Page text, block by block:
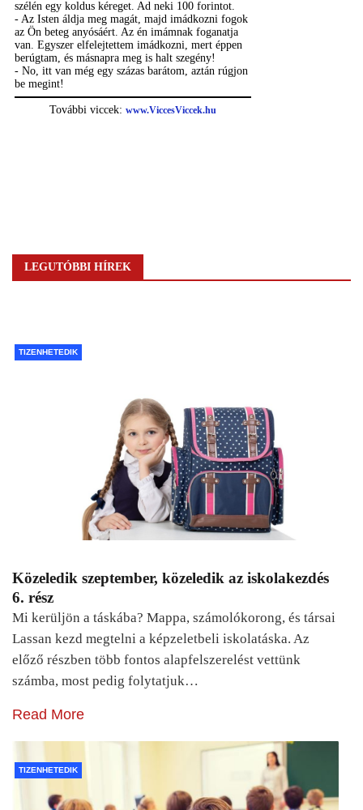
LEGUTÓBBI HÍREK
TIZENHETEDIK
Közeledik szeptember, közeledik az iskolakezdés
6. rész
Mi kerüljön a táskába? Mappa, számolókorong, és társai
Lassan kezd megtelni a képzeletbeli iskolatáska. Az
előző részben több fontos alapfelszerelést vettünk
számba, most pedig folytatjuk…
Read More
TIZENHETEDIK